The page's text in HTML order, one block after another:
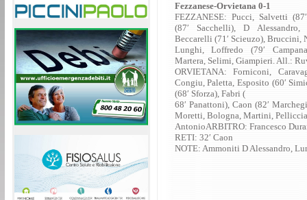
Fezzanese-Orvietana 0-1
FEZZANESE: Pucci, Salvetti
(87′ Sacchelli), D Alessandro,
Beccarelli (71′ Scieuzo), Bruccini,
Lunghi, Loffredo (79′
Martera, Selimi, Giampieri. All.:
ORVIETANA: Forniconi,
Congiu, Paletta, Esposito (60′
(68′ Sforza), Fabri (
68′ Panattoni), Caon (82′
Moretti, Bologna, Martini,
AntonioARBITRO: Francesco
RETI: 32′ Caon
NOTE: Ammoniti D Alessandro,